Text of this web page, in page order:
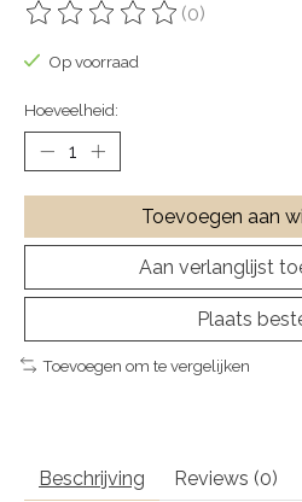
De beoordeling van dit product
(0)
Op voorraad
Hoeveelheid:
Toevoegen aan
Aan verlanglijst
Plaats
Toevoegen om te vergelijken
Beschrijving Reviews (0)